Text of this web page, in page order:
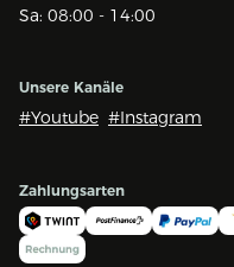
Sa: 08:00 - 14:00
Unsere Kanäle
#Youtube #Instagram
Zahlungsarten